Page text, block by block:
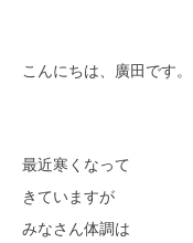
こんにちは、廣田です。
最近寒くなって
きていますが
みなさん体調は